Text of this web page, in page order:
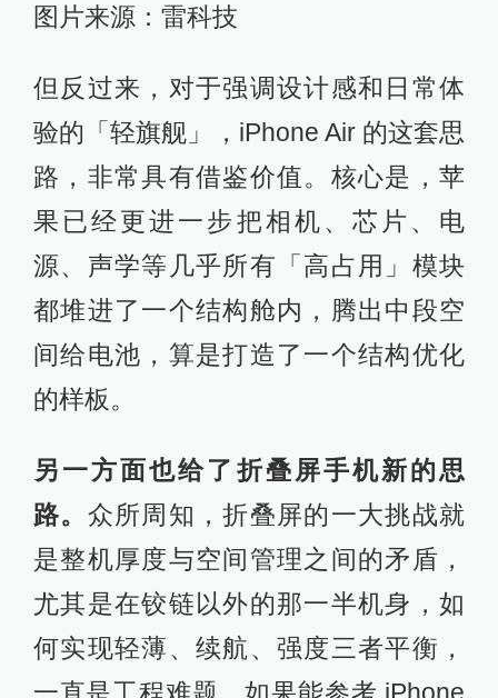
图片来源：雷科技
但反过来，对于强调设计感和日常体
验的「轻旗舰」，iPhone Air 的这套思
路，非常具有借鉴价值。核心是，苹
果已经更进一步把相机、芯片、电
源、声学等几乎所有「高占用」模块
都堆进了一个结构舱内，腾出中段空
间给电池，算是打造了一个结构优化
的样板。
另一方面也给了折叠屏手机新的思
路。 众所周知，折叠屏的一大挑战就
是整机厚度与空间管理之间的矛盾，
尤其是在铰链以外的那一半机身，如
何实现轻薄、续航、强度三者平衡，
一直是工程难题。如果能参考 iPhone